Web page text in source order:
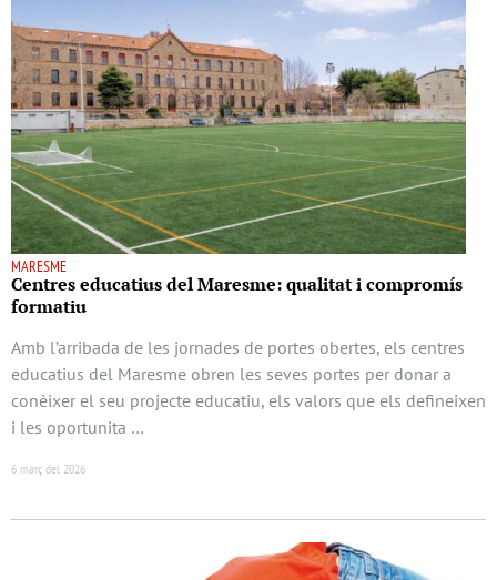
MARESME
Centres educatius del Maresme: qualitat i compromís
formatiu
Amb l’arribada de les jornades de portes obertes, els centres
educatius del Maresme obren les seves portes per donar a
conèixer el seu projecte educatiu, els valors que els defineixen
i les oportunita …
6 març del 2026